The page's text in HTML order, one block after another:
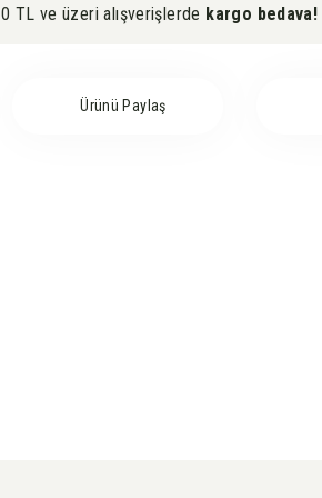
TL ve üzeri alışverişlerde kargo bedava!
Ürünü Paylaş